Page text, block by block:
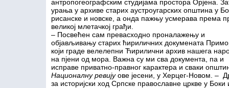
антропогеографским студијама простора Орјена.
урања у архиве старих аустроугарских општина у
рисанске и новске, а онда пажњу усмерава према
великој млетачкој грађи.
– Посвећен сам превасходно проналажењу и
објављивању старих ћириличних докумената
који граде велелепни Ћирилични архив нашега
на пјени од мора. Важна су ми сва документа, па и
исправе приватно-правног карактера и сваки
Националну ревијуове јесени, у Херцег-Новом. –
за историјски ход Српске православне цркве у